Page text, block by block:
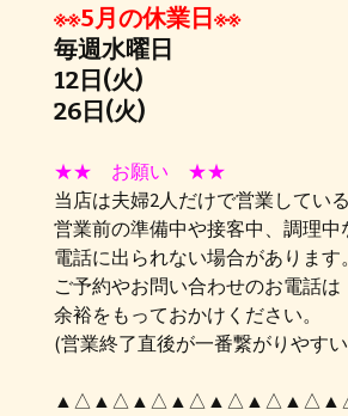
※※5月の休業日※※
毎週水曜日
12日(火)
26日(火)
★★ お願い ★★
当店は夫婦2人だけで営業してい
営業前の準備中や接客中、調理中
電話に出られない場合があります。
ご予約やお問い合わせのお電話は
余裕をもっておかけください。
(営業終了直後が一番繋がりやす